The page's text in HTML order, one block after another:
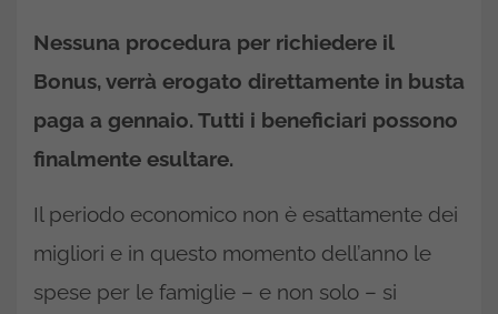
Nessuna procedura per richiedere il
Bonus, verrà erogato direttamente in busta
paga a gennaio. Tutti i beneficiari possono
finalmente esultare.
Il periodo economico non è esattamente dei
migliori e in questo momento dell’anno le
spese per le famiglie – e non solo – si